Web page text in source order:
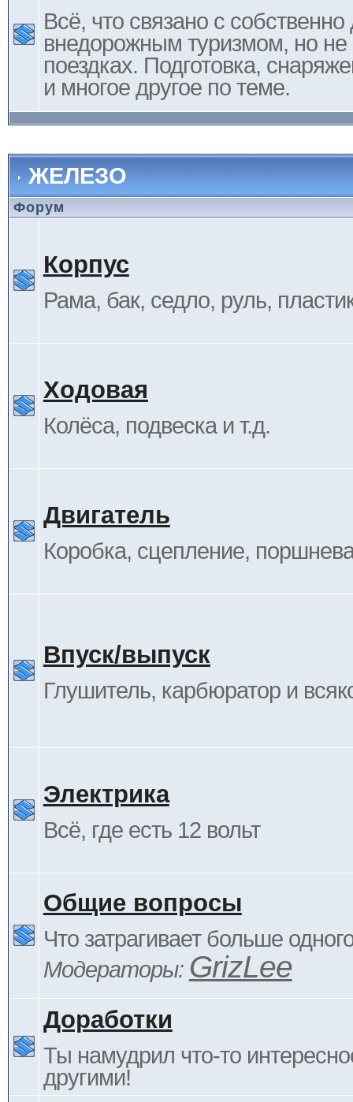
Всё, что связано с
внедорожным туризмом, но не
поездках. Подготовка,
и многое другое по теме.
ЖЕЛЕЗО
Форум
Корпус
Рама, бак, седло, руль,
Ходовая
Колёса, подвеска и т.д.
Двигатель
Коробка, сцепление,
Впуск/выпуск
Глушитель, карбюратор и
Электрика
Всё, где есть 12 вольт
Общие вопросы
Что затрагивает больше
Модераторы: GrizLee
Доработки
Ты намудрил что-то
другими!